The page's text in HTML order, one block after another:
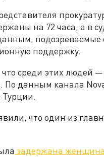
на 72 часа, а в
подозреваемые
поддержку.
среди этих людей
По данным канала
Турции.
что один из
задержана женщина